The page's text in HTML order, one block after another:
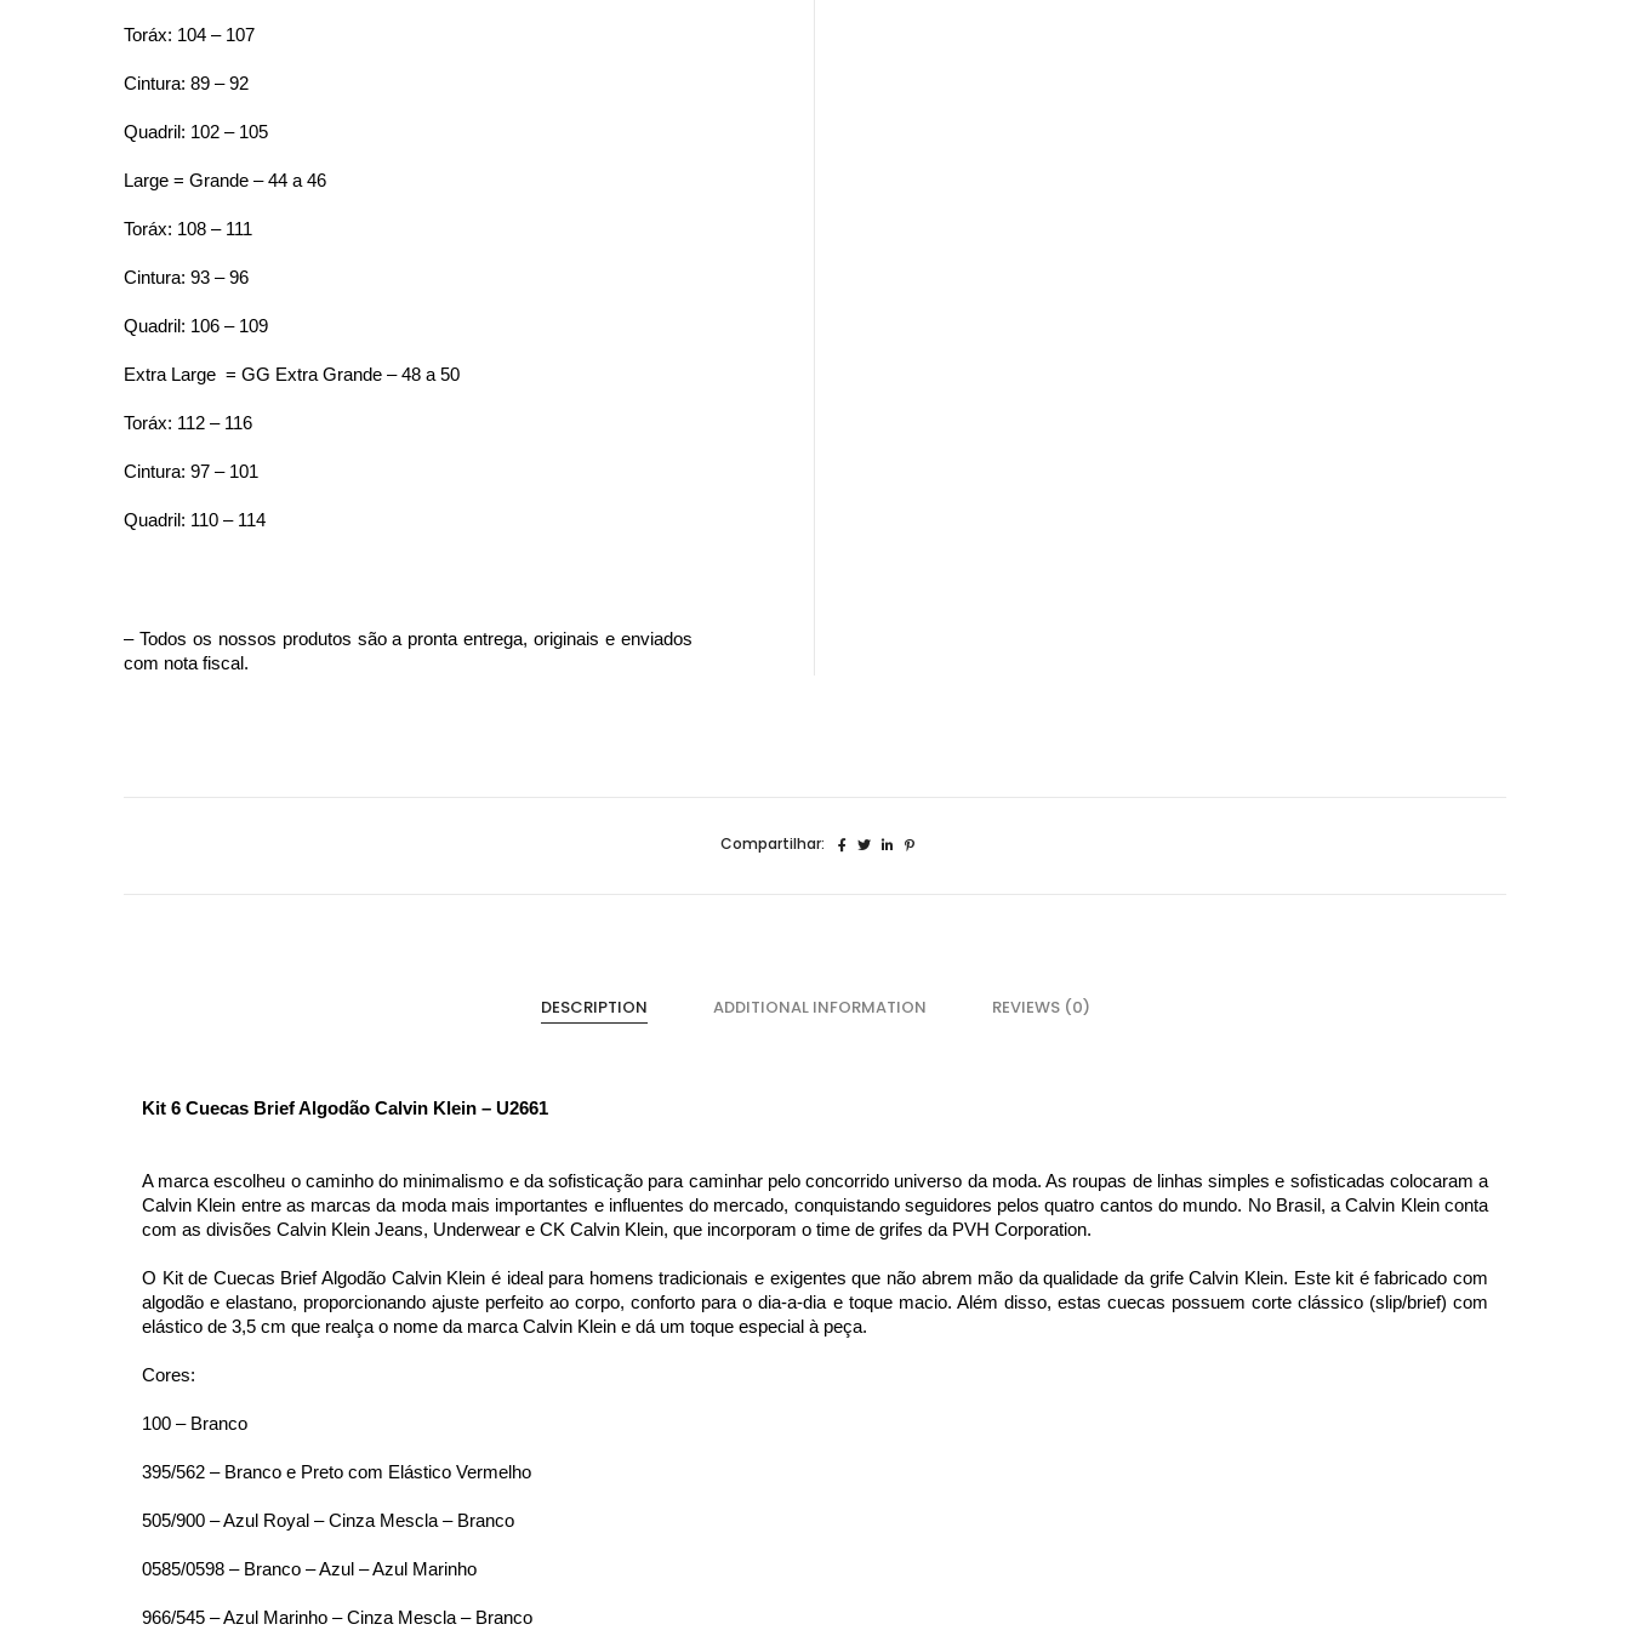
Toráx: 104 – 107
Cintura: 89 – 92
Quadril: 102 – 105
Large = Grande – 44 a 46
Toráx: 108 – 111
Cintura: 93 – 96
Quadril: 106 – 109
Extra Large = GG Extra Grande – 48 a 50
Toráx: 112 – 116
Cintura: 97 – 101
Quadril: 110 – 114
– Todos os nossos produtos são a pronta entrega, originais e enviados
com nota fiscal.
Compartilhar:
DESCRIPTION ADDITIONAL INFORMATION REVIEWS (0)
Kit 6 Cuecas Brief Algodão Calvin Klein – U2661
A marca escolheu o caminho do minimalismo e da sofisticação para caminhar pelo concorrido universo da moda. As roupas de linhas simples e sofisticadas colocaram a
Calvin Klein entre as marcas da moda mais importantes e influentes do mercado, conquistando seguidores pelos quatro cantos do mundo. No Brasil, a Calvin Klein conta
com as divisões Calvin Klein Jeans, Underwear e CK Calvin Klein, que incorporam o time de grifes da PVH Corporation.
O Kit de Cuecas Brief Algodão Calvin Klein é ideal para homens tradicionais e exigentes que não abrem mão da qualidade da grife Calvin Klein. Este kit é fabricado com
algodão e elastano, proporcionando ajuste perfeito ao corpo, conforto para o dia-a-dia e toque macio. Além disso, estas cuecas possuem corte clássico (slip/brief) com
elástico de 3,5 cm que realça o nome da marca Calvin Klein e dá um toque especial à peça.
Cores:
100 – Branco
395/562 – Branco e Preto com Elástico Vermelho
505/900 – Azul Royal – Cinza Mescla – Branco
0585/0598 – Branco – Azul – Azul Marinho
966/545 – Azul Marinho – Cinza Mescla – Branco